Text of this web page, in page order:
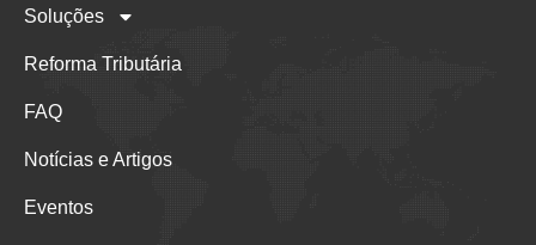
Soluções
Reforma Tributária
FAQ
Notícias e Artigos
Eventos